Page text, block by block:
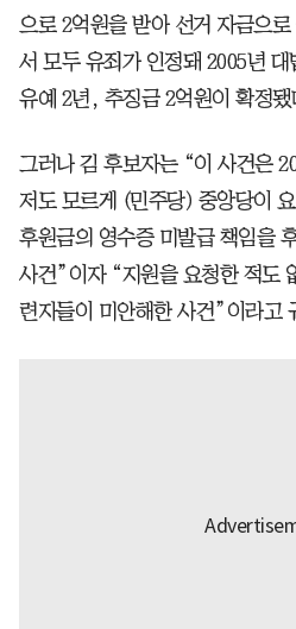
으로 2억원을 받아 선거 자금으
서 모두 유죄가 인정돼 2005년
유예 2년, 추징금 2억원이 확정됐
그러나 김 후보자는 “이 사건은
저도 모르게 (민주당) 중앙당이
후원금의 영수증 미발급 책임을
사건”이자 “지원을 요청한 적도
련자들이 미안해한 사건”이라고